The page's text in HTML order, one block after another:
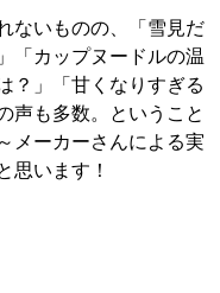
ないものの、「雪見だ
「カップヌードルの温
？」「甘くなりすぎる
声も多数。ということ
メーカーさんによる実
思います！